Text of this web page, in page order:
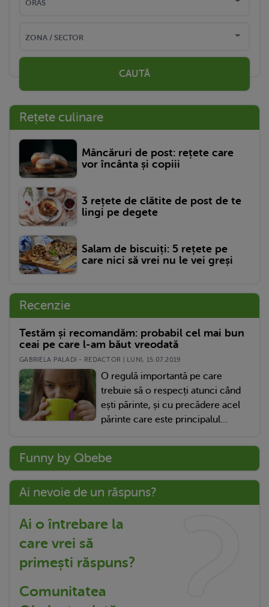
CAUTĂ
Rețete culinare
Mâncăruri de post: rețete care
vor încânta și copiii
3 rețete de clătite de post de te
lingi pe degete
Salam de biscuiți: 5 rețete pe
care nici să vrei nu le vei greși
Recenzie
Testăm și recomandăm: probabil cel mai bun
ceai pe care l-am băut vreodată
GABRIELA PALADI - REDACTOR | LUNI, 15.07.2019
O regulă importantă pe care
trebuie să o respecți atunci când
ești părinte, și cu precădere acel
părinte care este principalul...
Funny by Qbebe
Ai nevoie de un răspuns?
Ai o întrebare la
care vrei să
primești răspuns?
Comunitatea